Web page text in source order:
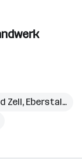
Zell, Eberstalzell